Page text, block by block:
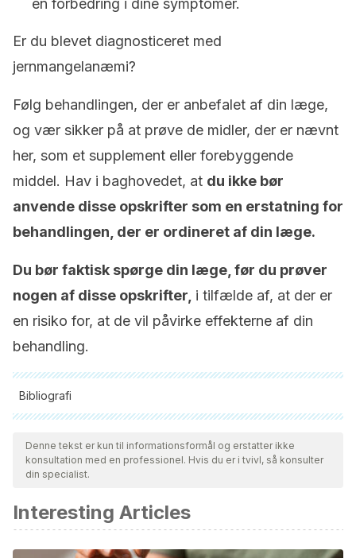
en forbedring i dine symptomer.
Er du blevet diagnosticeret med
jernmangelanæmi?
Følg behandlingen, der er anbefalet af din læge,
og vær sikker på at prøve de midler, der er nævnt
her, som et supplement eller forebyggende
middel. Hav i baghovedet, at du ikke bør
anvende disse opskrifter som en erstatning for
behandlingen, der er ordineret af din læge.
Du bør faktisk spørge din læge, før du prøver
nogen af disse opskrifter, i tilfælde af, at der er
en risiko for, at de vil påvirke effekterne af din
behandling.
Bibliografi
Alle citerede kilder blev grundigt gennemgået af vores team
for at sikre deres kvalitet, pålidelighed, aktualitet og validitet.
Bibliografien i denne artikel blev betragtet som pålidelig og af
Roberts, J. L., & Moreau, R. (2016). Functional properties of
spinach (Spinacia oleracea L.) phytochemicals and
Denne tekst er kun til informationsformål og erstatter ikke
konsultation med en professionel. Hvis du er i tvivl, så konsulter
din specialist.
Interesting Articles